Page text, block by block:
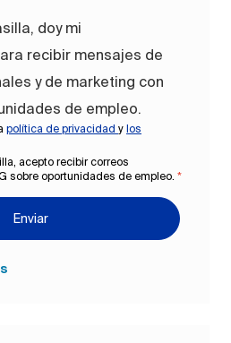
doy mi
recibir mensajes de
y de marketing con
de empleo.
política de privacidad y los
acepto recibir correos
sobre oportunidades de empleo. *
Enviar